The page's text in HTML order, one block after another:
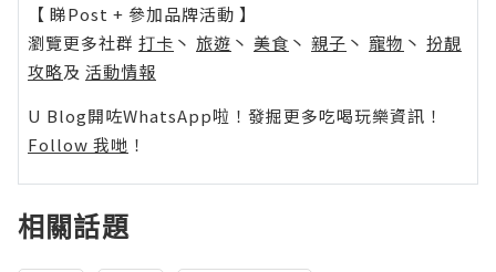
【 睇Post + 參加品牌活動 】
瀏覽更多社群 打卡 丶 旅遊 丶 美食 丶 親子 丶 寵物 丶 扮靚
攻略及 活動情報
U Blog開咗WhatsApp啦！發掘更多吃喝玩樂資訊！
Follow 我哋 ！
相關話題